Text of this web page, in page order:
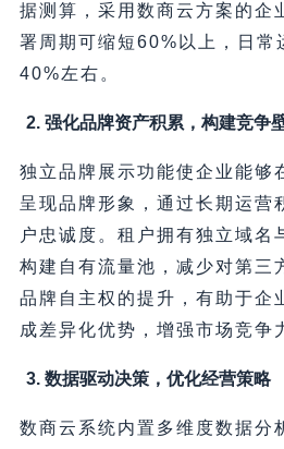
据测算，采用数商云方案的企
署周期可缩短60%以上，日常
40%左右。
2. 强化品牌资产积累，构建竞争
独立品牌展示功能使企业能够
呈现品牌形象，通过长期运营
户忠诚度。租户拥有独立域名
构建自有流量池，减少对第三
品牌自主权的提升，有助于企
成差异化优势，增强市场竞争
3. 数据驱动决策，优化经营策略
数商云系统内置多维度数据分